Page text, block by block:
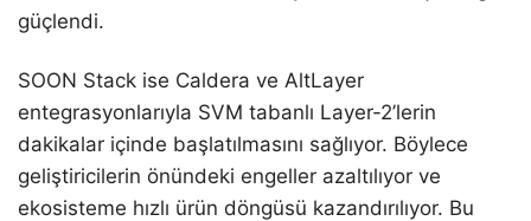
güçlendi.
SOON Stack ise Caldera ve AltLayer
entegrasyonlarıyla SVM tabanlı Layer-2’lerin
dakikalar içinde başlatılmasını sağlıyor. Böylece
geliştiricilerin önündeki engeller azaltılıyor ve
ekosisteme hızlı ürün döngüsü kazandırılıyor. Bu